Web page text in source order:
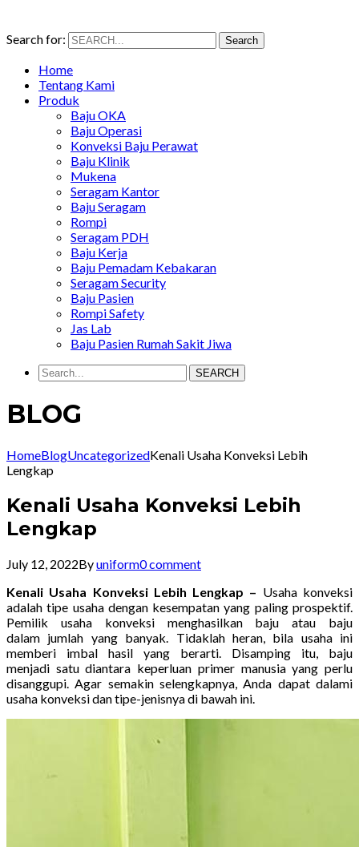
Search for: Search
Home
Tentang Kami
Produk
Baju OKA
Baju Operasi
Konveksi Baju Perawat
Baju Klinik
Mukena
Seragam Kantor
Baju Seragam
Rompi
Seragam PDH
Baju Kerja
Baju Pemadam Kebakaran
Seragam Security
Baju Pasien
Rompi Safety
Jas Lab
Baju Pasien Rumah Sakit Jiwa
SEARCH
BLOG
HomeBlogUncategorizedKenali Usaha Konveksi Lebih
Lengkap
Kenali Usaha Konveksi Lebih
Lengkap
July 12, 2022Byuniform0 comment
Kenali Usaha Konveksi Lebih Lengkap – Usaha konveksi
adalah tipe usaha dengan kesempatan yang paling prospektif.
Pemilik usaha konveksi menghasilkan baju atau baju
dalam jumlah yang banyak. Tidaklah heran, bila usaha ini
memberi imbal hasil yang berarti. Disamping itu, baju
menjadi satu diantara keperluan primer manusia yang perlu
disanggupi. Agar semakin selengkapnya, Anda dapat dalami
usaha konveksi dan tipe-jenisnya di bawah ini.